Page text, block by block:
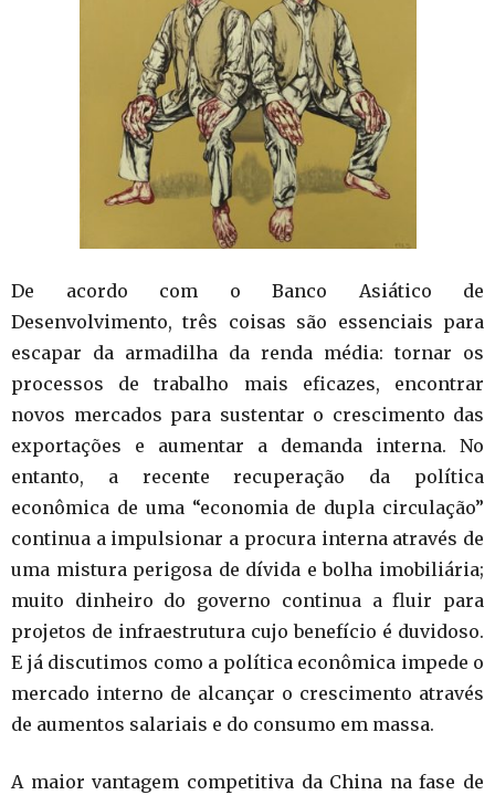
De acordo com o Banco Asiático de
Desenvolvimento, três coisas são essenciais para
escapar da armadilha da renda média: tornar os
processos de trabalho mais eficazes, encontrar
novos mercados para sustentar o crescimento das
exportações e aumentar a demanda interna. No
entanto, a recente recuperação da política
econômica de uma “economia de dupla circulação”
continua a impulsionar a procura interna através de
uma mistura perigosa de dívida e bolha imobiliária;
muito dinheiro do governo continua a fluir para
projetos de infraestrutura cujo benefício é duvidoso.
E já discutimos como a política econômica impede o
mercado interno de alcançar o crescimento através
de aumentos salariais e do consumo em massa.
A maior vantagem competitiva da China na fase de